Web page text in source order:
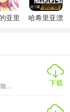
和隐藏地点，玩
亚里
哈希里亚漂
...
下载